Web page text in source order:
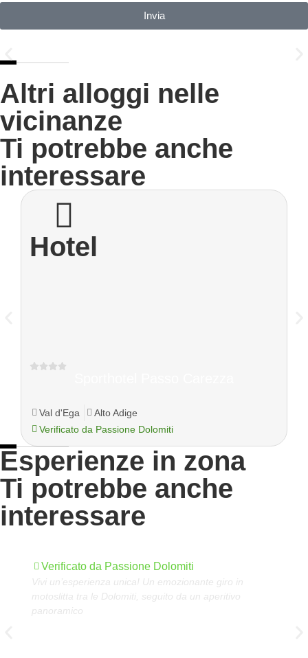
Invia
Altri alloggi nelle
vicinanze
Ti potrebbe anche
interessare
Hotel
Val d'Ega
Alto Adige
Verificato da Passione Dolomiti
Esperienze in zona
Ti potrebbe anche
interessare
Verificato da Passione Dolomiti
Vivi un’esperienza unica! Un emozionante giro in
motoslitta tra le Dolomiti, seguito da un aperitivo
panoramico